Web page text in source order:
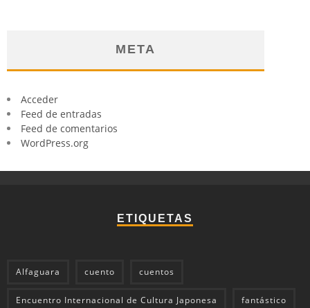
META
Acceder
Feed de entradas
Feed de comentarios
WordPress.org
ETIQUETAS
Alfaguara cuento cuentos
Encuentro Internacional de Cultura Japonesa fantástico